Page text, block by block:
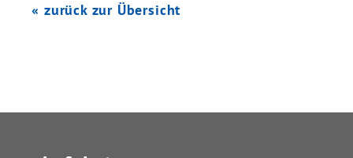
« zurück zur Übersicht